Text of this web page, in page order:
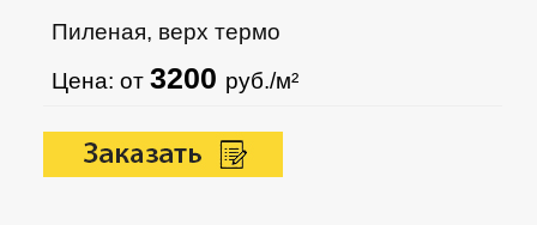
Пиленая, верх термо
Цена: от3200 руб./м²